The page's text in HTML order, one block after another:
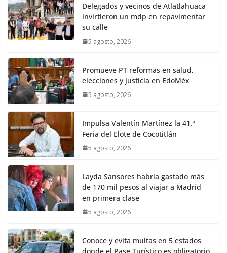
Delegados y vecinos de Atlatlahuaca
invirtieron un mdp en repavimentar
su calle
5 agosto, 2026
Promueve PT reformas en salud,
elecciones y justicia en EdoMéx
5 agosto, 2026
Impulsa Valentín Martínez la 41.ª
Feria del Elote de Cocotitlán
5 agosto, 2026
Layda Sansores habría gastado más
de 170 mil pesos al viajar a Madrid
en primera clase
5 agosto, 2026
Conoce y evita multas en 5 estados
donde el Pase Turístico es obligatorio